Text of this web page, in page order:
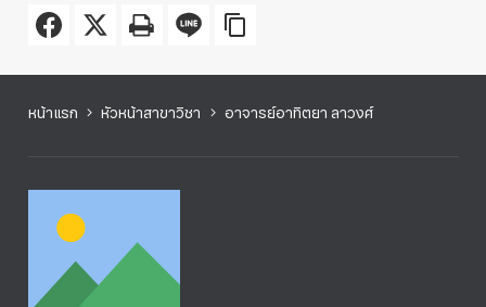
หน้าแรก หัวหน้าสาขาวิชา อาจารย์อาทิตยา ลาวงศ์